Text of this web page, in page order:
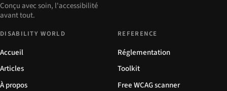
Conçu avec soin, l'accessibilité
avant tout.
DISABILITY WORLD
Accueil
Articles
À propos
REFERENCE
Réglementation
Toolkit
Free WCAG scanner